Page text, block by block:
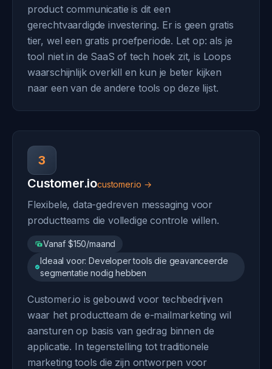
product communicatie is dit een
gerechtvaardigde investering. Er is geen gratis
tier, wel een gratis proefperiode. Let op: als je
tool niet in de SaaS of tech hoek zit, is Loops
waarschijnlijk overkill en kun je beter kijken
naar een van de andere tools op deze lijst.
3
Customer.iocustomer.io →
Flexibele, data-gedreven messaging voor
productteams die volledige controle willen.
Vanaf $150/maand
Ideaal voor: Developer tools die geavanceerde
segmentatie nodig hebben
Customer.io is gebouwd voor techbedrijven
waar het productteam de e-mailmarketing wil
aansturen op basis van gedrag binnen de
applicatie. In tegenstelling tot traditionele
marketing tools die zijn ontworpen voor